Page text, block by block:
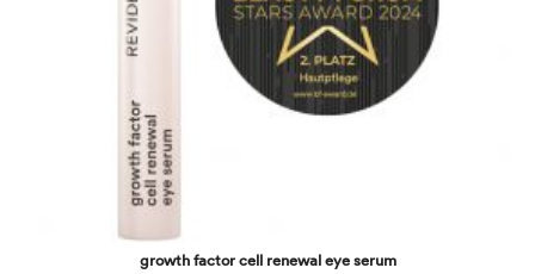
growth factor cell renewal eye serum